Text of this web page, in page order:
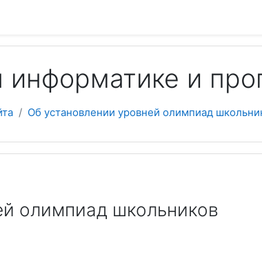
информатике и
Об установлении уровней олимпиад
олимпиад школьников